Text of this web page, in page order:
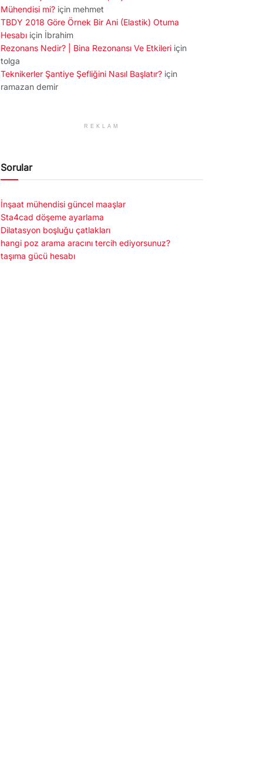
Mühendisi mi? için mehmet
TBDY 2018 Göre Örnek Bir Ani (Elastik) Otuma
Hesabı için İbrahim
Rezonans Nedir? | Bina Rezonansı Ve Etkileri için
tolga
Teknikerler Şantiye Şefliğini Nasıl Başlatır? için
ramazan demir
REKLAM
Sorular
İnşaat mühendisi güncel maaşlar
Sta4cad döşeme ayarlama
Dilatasyon boşluğu çatlakları
hangi poz arama aracını tercih ediyorsunuz?
taşıma gücü hesabı